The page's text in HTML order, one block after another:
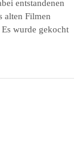
entstandenen
alten Filmen
wurde gekocht